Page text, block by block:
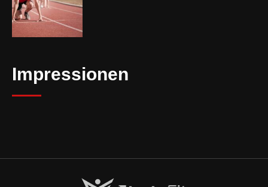
Impressionen